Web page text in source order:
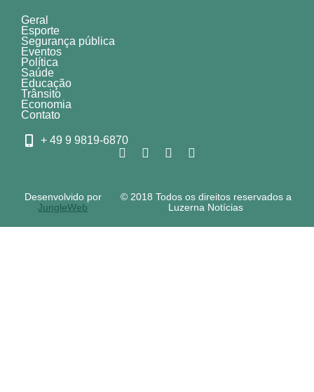
Geral
Esporte
Segurança pública
Eventos
Política
Saúde
Educação
Trânsito
Economia
Contato
+ 49 9 9819-6870
© 2018 Todos os direitos reservados a
Luzerna Notícias
Desenvolvido por
JungleWeb